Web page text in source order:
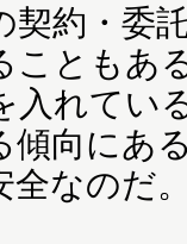
約・委
こともあ
入れてい
傾向にあ
全なのだ